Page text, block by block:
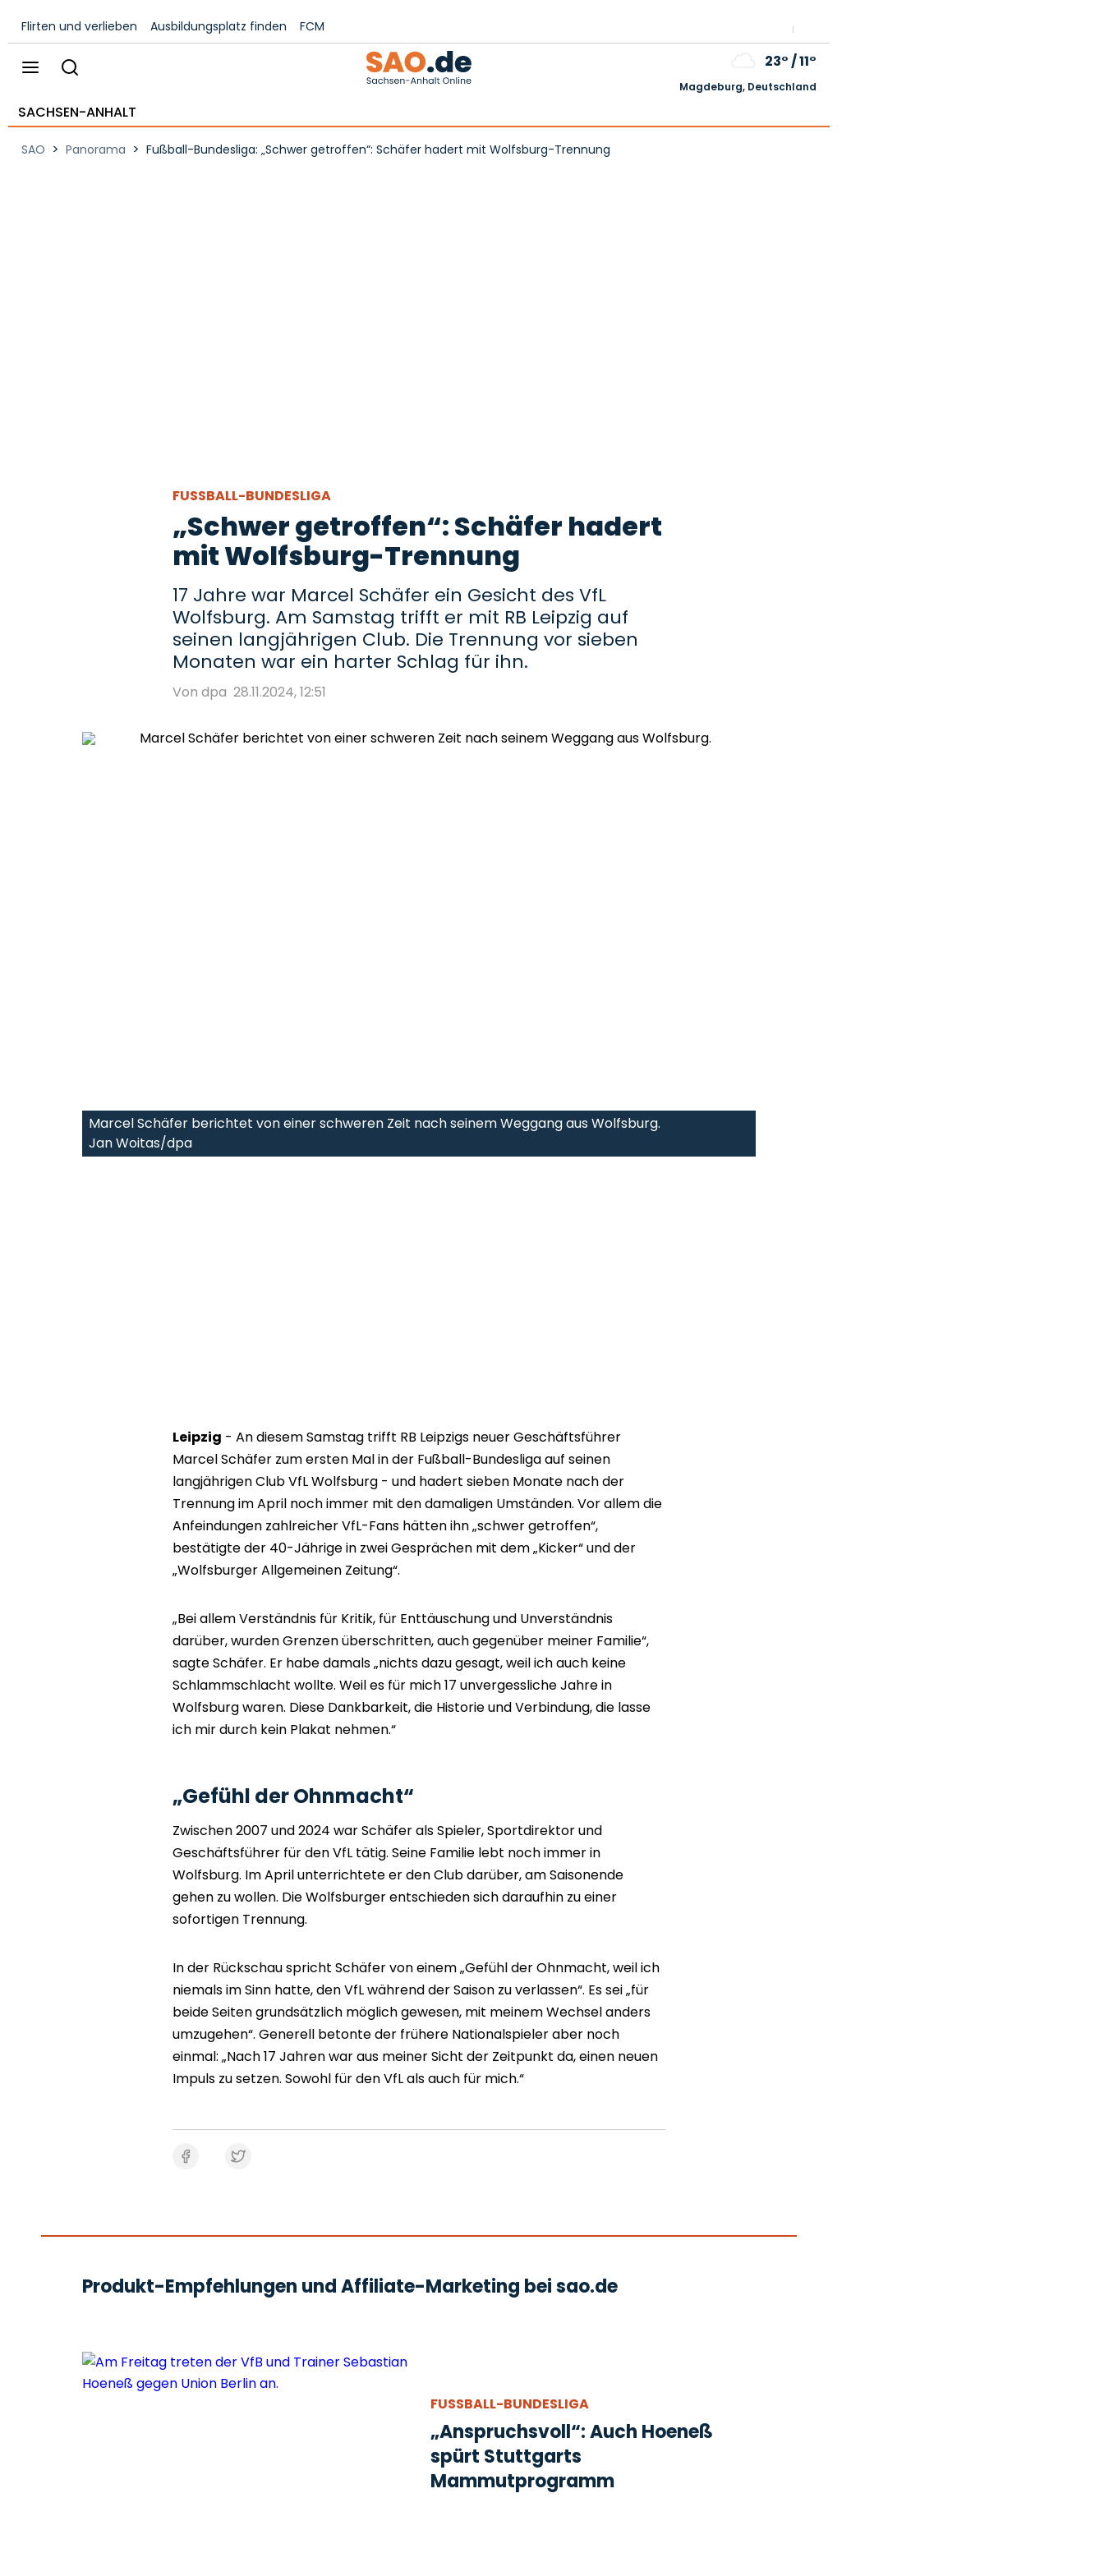
Flirten und verlieben Ausbildungsplatz finden FCM
23°/11°
Magdeburg, Deutschland
SACHSEN-ANHALT
SAO > Panorama > Fußball-Bundesliga: „Schwer getroffen“: Schäfer hadert mit Wolfsburg-Trennung
FUSSBALL-BUNDESLIGA
„Schwer getroffen“: Schäfer hadert
mit Wolfsburg-Trennung
17 Jahre war Marcel Schäfer ein Gesicht des VfL
Wolfsburg. Am Samstag trifft er mit RB Leipzig auf
seinen langjährigen Club. Die Trennung vor sieben
Monaten war ein harter Schlag für ihn.
Von dpa 28.11.2024, 12:51
Marcel Schäfer berichtet von einer schweren Zeit nach seinem Weggang aus Wolfsburg.
Jan Woitas/dpa
Leipzig - An diesem Samstag trifft RB Leipzigs neuer Geschäftsführer
Marcel Schäfer zum ersten Mal in der Fußball-Bundesliga auf seinen
langjährigen Club VfL Wolfsburg - und hadert sieben Monate nach der
Trennung im April noch immer mit den damaligen Umständen. Vor allem die
Anfeindungen zahlreicher VfL-Fans hätten ihn „schwer getroffen“,
bestätigte der 40-Jährige in zwei Gesprächen mit dem „Kicker“ und der
„Wolfsburger Allgemeinen Zeitung“.
„Bei allem Verständnis für Kritik, für Enttäuschung und Unverständnis
darüber, wurden Grenzen überschritten, auch gegenüber meiner Familie“,
sagte Schäfer. Er habe damals „nichts dazu gesagt, weil ich auch keine
Schlammschlacht wollte. Weil es für mich 17 unvergessliche Jahre in
Wolfsburg waren. Diese Dankbarkeit, die Historie und Verbindung, die lasse
ich mir durch kein Plakat nehmen.“
„Gefühl der Ohnmacht“
Zwischen 2007 und 2024 war Schäfer als Spieler, Sportdirektor und
Geschäftsführer für den VfL tätig. Seine Familie lebt noch immer in
Wolfsburg. Im April unterrichtete er den Club darüber, am Saisonende
gehen zu wollen. Die Wolfsburger entschieden sich daraufhin zu einer
sofortigen Trennung.
In der Rückschau spricht Schäfer von einem „Gefühl der Ohnmacht, weil ich
niemals im Sinn hatte, den VfL während der Saison zu verlassen“. Es sei „für
beide Seiten grundsätzlich möglich gewesen, mit meinem Wechsel anders
umzugehen“. Generell betonte der frühere Nationalspieler aber noch
einmal: „Nach 17 Jahren war aus meiner Sicht der Zeitpunkt da, einen neuen
Impuls zu setzen. Sowohl für den VfL als auch für mich.“
Produkt-Empfehlungen und Affiliate-Marketing bei sao.de
FUSSBALL-BUNDESLIGA
„Anspruchsvoll“: Auch Hoeneß
spürt Stuttgarts
Mammutprogramm